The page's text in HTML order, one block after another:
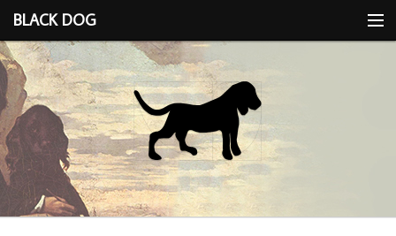
BLACK DOG
IDEEA
CU LIMBA SCOASĂ